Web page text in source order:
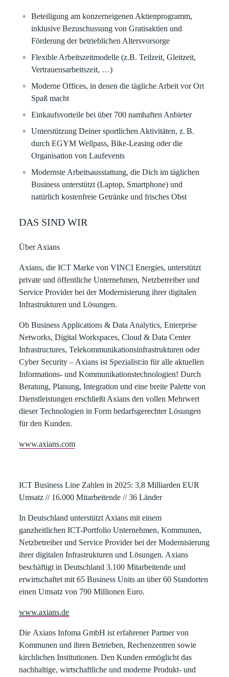
Beteiligung am konzerneigenen Aktienprogramm,
inklusive Bezuschussung von Gratisaktien und
Förderung der betrieblichen Altersvorsorge
Flexible Arbeitszeitmodelle (z.B. Teilzeit, Gleitzeit,
Vertrauensarbeitszeit, …)
Moderne Offices, in denen die tägliche Arbeit vor Ort
Spaß macht
Einkaufsvorteile bei über 700 namhaften Anbieter
Unterstützung Deiner sportlichen Aktivitäten, z. B.
durch EGYM Wellpass, Bike-Leasing oder die
Organisation von Laufevents
Modernste Arbeitsausstattung, die Dich im täglichen
Business unterstützt (Laptop, Smartphone) und
natürlich kostenfreie Getränke und frisches Obst
DAS SIND WIR
Über Axians
Axians, die ICT Marke von VINCI Energies, unterstützt
private und öffentliche Unternehmen, Netzbetreiber und
Service Provider bei der Modernisierung ihrer digitalen
Infrastrukturen und Lösungen.
Ob Business Applications & Data Analytics, Enterprise
Networks, Digital Workspaces, Cloud & Data Center
Infrastructures, Telekommunikationsinfrastrukturen oder
Cyber Security – Axians ist Spezialist:in für alle aktuellen
Informations- und Kommunikationstechnologien! Durch
Beratung, Planung, Integration und eine breite Palette von
Dienstleistungen erschließt Axians den vollen Mehrwert
dieser Technologien in Form bedarfsgerechter Lösungen
für den Kunden.
www.axians.com
ICT Business Line Zahlen in 2025: 3,8 Milliarden EUR
Umsatz // 16.000 Mitarbeitende // 36 Länder
In Deutschland unterstützt Axians mit einem
ganzheitlichen ICT-Portfolio Unternehmen, Kommunen,
Netzbetreiber und Service Provider bei der Modernisierung
ihrer digitalen Infrastrukturen und Lösungen. Axians
beschäftigt in Deutschland 3.100 Mitarbeitende und
erwirtschaftet mit 65 Business Units an über 60 Standorten
einen Umsatz von 790 Millionen Euro.
www.axians.de
Die Axians Infoma GmbH ist erfahrener Partner von
Kommunen und ihren Betrieben, Rechenzentren sowie
kirchlichen Institutionen. Den Kunden ermöglicht das
nachhaltige, wirtschaftliche und moderne Produkt- und